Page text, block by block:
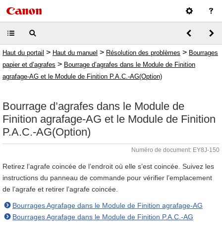
Haut du portail > Haut du manuel > Résolution des problèmes > Bourrages
papier et d’agrafes > Bourrage d’agrafes dans le Module de Finition
agrafage-AG et le Module de Finition P.A.C.-AG(Option)
Bourrage d’agrafes dans le Module de
Finition agrafage-AG et le Module de Finition
P.A.C.-AG(Option)
Numéro de document: EY8J-150
Retirez l’agrafe coincée de l’endroit où elle s’est coincée. Suivez les
instructions du panneau de commande pour vérifier l’emplacement
de l’agrafe et retirer l’agrafe coincée.
Bourrages Agrafage dans le Module de Finition agrafage-AG
Bourrages Agrafage dans le Module de Finition P.A.C.-AG